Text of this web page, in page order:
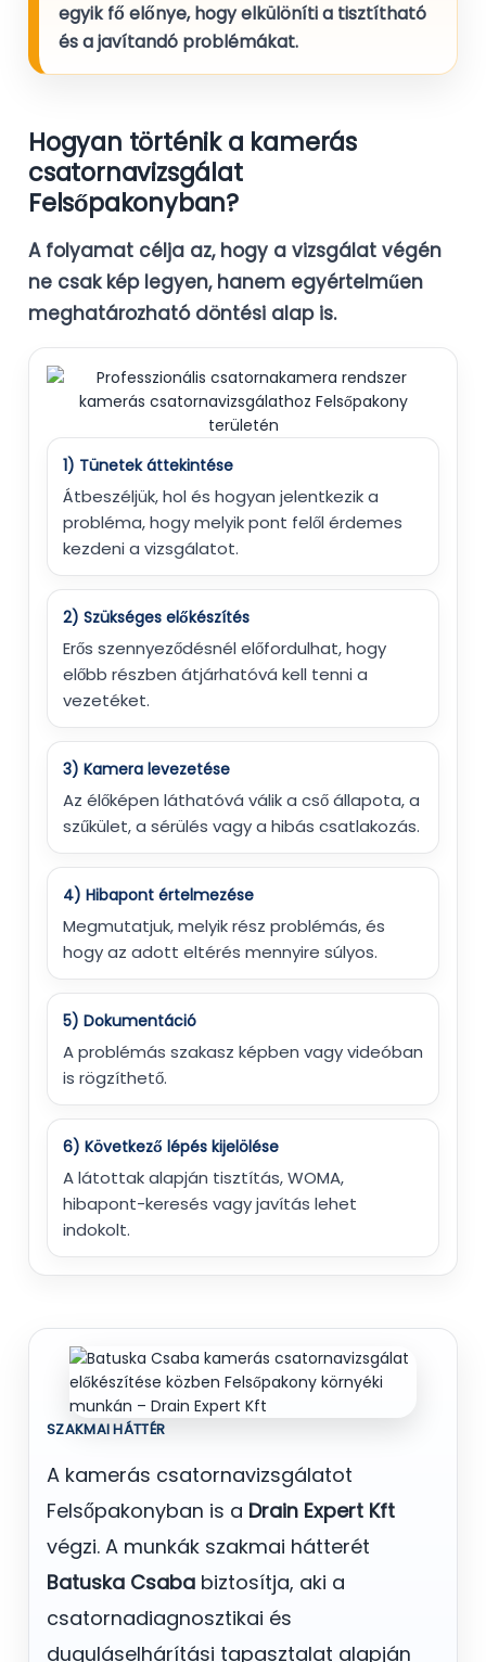
egyik fő előnye, hogy elkülöníti a tisztítható
és a javítandó problémákat.
Hogyan történik a kamerás
csatornavizsgálat
Felsőpakonyban?
A folyamat célja az, hogy a vizsgálat végén
ne csak kép legyen, hanem egyértelműen
meghatározható döntési alap is.
1) Tünetek áttekintése
Átbeszéljük, hol és hogyan jelentkezik a
probléma, hogy melyik pont felől érdemes
kezdeni a vizsgálatot.
2) Szükséges előkészítés
Erős szennyeződésnél előfordulhat, hogy
előbb részben átjárhatóvá kell tenni a
vezetéket.
3) Kamera levezetése
Az élőképen láthatóvá válik a cső állapota, a
szűkület, a sérülés vagy a hibás csatlakozás.
4) Hibapont értelmezése
Megmutatjuk, melyik rész problémás, és
hogy az adott eltérés mennyire súlyos.
5) Dokumentáció
A problémás szakasz képben vagy videóban
is rögzíthető.
6) Következő lépés kijelölése
A látottak alapján tisztítás, WOMA,
hibapont-keresés vagy javítás lehet
indokolt.
SZAKMAI HÁTTÉR
A kamerás csatornavizsgálatot
Felsőpakonyban is a Drain Expert Kft
végzi. A munkák szakmai hátterét
Batuska Csaba biztosítja, aki a
csatornadiagnosztikai és
duguláselhárítási tapasztalat alapján